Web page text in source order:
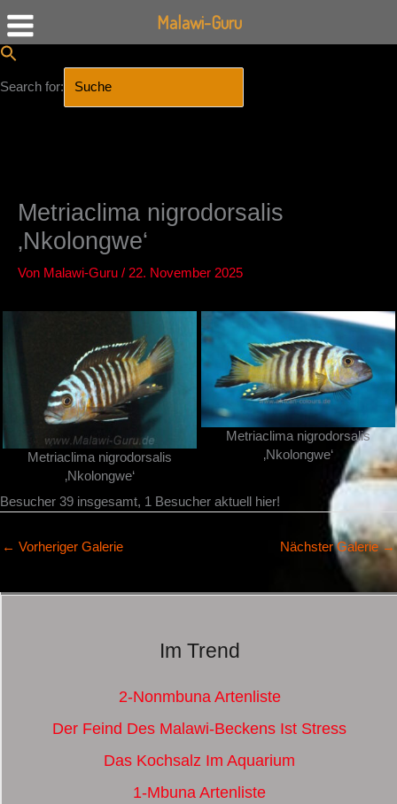
Search for:
Metriaclima nigrodorsalis
‚Nkolongwe‘
Von Malawi-Guru / 22. November 2025
Metriaclima nigrodorsalis
‚Nkolongwe‘
Metriaclima nigrodorsalis
‚Nkolongwe‘
Besucher 39 insgesamt, 1 Besucher aktuell hier!
← Vorheriger Galerie Nächster Galerie→
Im Trend
2-Nonmbuna Artenliste
Der Feind Des Malawi-Beckens Ist Stress
Das Kochsalz Im Aquarium
1-Mbuna Artenliste
Malawi-Guru